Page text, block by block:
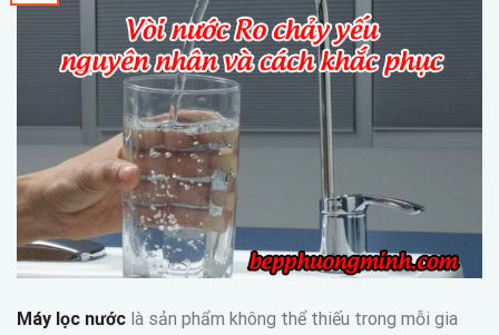
Máy lọc nước là sản phẩm không thể thiếu trong mỗi gia